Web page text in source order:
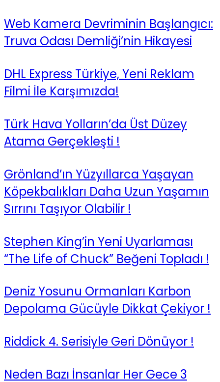
Web Kamera Devriminin Başlangıcı:
Truva Odası Demliği’nin Hikayesi
DHL Express Türkiye, Yeni Reklam
Filmi İle Karşımızda!
Türk Hava Yolların’da Üst Düzey
Atama Gerçekleşti !
Grönland’ın Yüzyıllarca Yaşayan
Köpekbalıkları Daha Uzun Yaşamın
Sırrını Taşıyor Olabilir !
Stephen King’in Yeni Uyarlaması
“The Life of Chuck” Beğeni Topladı !
Deniz Yosunu Ormanları Karbon
Depolama Gücüyle Dikkat Çekiyor !
Riddick 4. Serisiyle Geri Dönüyor !
Neden Bazı İnsanlar Her Gece 3